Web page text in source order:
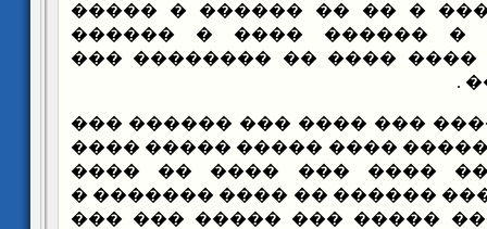
�� ���� ���� ���� � �� ��
������ ������ � ������
������ � ����� ���� ����
���� ��� ����� ��� ����
��� ��� ����� � ����� ����
�� ����� � ���� ����
������� � ��� ���� ������
��� �� ��� �� ��� �����